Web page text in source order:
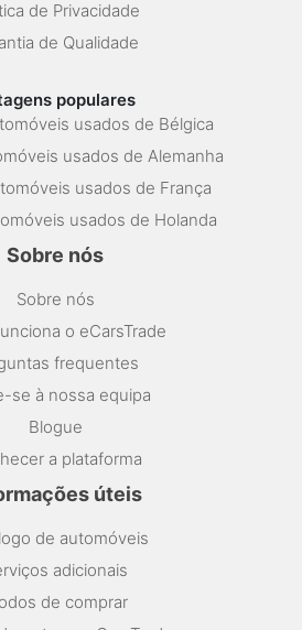
de Privacidade
de Qualidade
populares
usados de Bélgica
usados de Alemanha
usados de França
usados de Holanda
Sobre nós
Sobre nós
o eCarsTrade
frequentes
se à nossa equipa
Blogue
a plataforma
úteis
de automóveis
adicionais
de comprar